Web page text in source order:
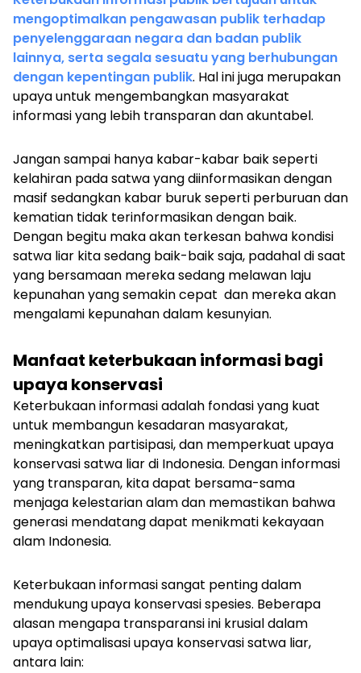
mengoptimalkan pengawasan publik terhadap
penyelenggaraan negara dan badan publik
lainnya, serta segala sesuatu yang berhubungan
dengan kepentingan publik. Hal ini juga merupakan
upaya untuk mengembangkan masyarakat
informasi yang lebih transparan dan akuntabel.
Jangan sampai hanya kabar-kabar baik seperti
kelahiran pada satwa yang diinformasikan dengan
masif sedangkan kabar buruk seperti perburuan dan
kematian tidak terinformasikan dengan baik.
Dengan begitu maka akan terkesan bahwa kondisi
satwa liar kita sedang baik-baik saja, padahal di saat
yang bersamaan mereka sedang melawan laju
kepunahan yang semakin cepat dan mereka akan
mengalami kepunahan dalam kesunyian.
Manfaat keterbukaan informasi bagi
upaya konservasi
Keterbukaan informasi adalah fondasi yang kuat
untuk membangun kesadaran masyarakat,
meningkatkan partisipasi, dan memperkuat upaya
konservasi satwa liar di Indonesia. Dengan informasi
yang transparan, kita dapat bersama-sama
menjaga kelestarian alam dan memastikan bahwa
generasi mendatang dapat menikmati kekayaan
alam Indonesia.
Keterbukaan informasi sangat penting dalam
mendukung upaya konservasi spesies. Beberapa
alasan mengapa transparansi ini krusial dalam
upaya optimalisasi upaya konservasi satwa liar,
antara lain: